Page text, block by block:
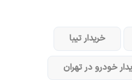
خریدار تیبا
خودرو در تهران